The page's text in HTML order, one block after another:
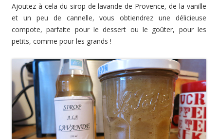
Ajoutez à cela du sirop de lavande de Provence, de la vanille
et un peu de cannelle, vous obtiendrez une délicieuse
compote, parfaite pour le dessert ou le goûter, pour les
petits, comme pour les grands !